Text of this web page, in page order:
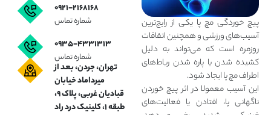
پیچ خوردگی مچ پا یکی از رایج‌ترین
آسیب‌های ورزشی و همچنین اتفاقات
روزمره است که می‌تواند به دلیل
کشیده شدن یا پاره شدن رباط‌های
اطراف مچ پا ایجاد شود.
این آسیب معمولا در اثر پیچ خوردن
ناگهانی پا، افتادن یا فعالیت‌های
۰۹۲۱-۲۱۶۸۱۶۸
شماره تماس
۰۹۳۵-۴۳۳۱۳۱۳
شماره تماس
تهران، جردن، بعد از
میرداماد خیابان
قبادیان غربی، پلاک ۹،
طبقه ۱، کلینیک درد راد